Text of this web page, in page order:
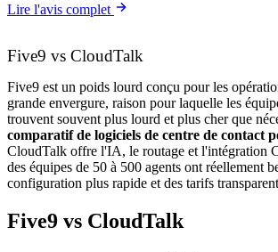
Lire l'avis complet
Five9 vs CloudTalk
Five9 est un poids lourd conçu pour les
grande envergure, raison pour laquelle les
trouvent souvent plus lourd et plus cher que
comparatif de logiciels de centre de contact
CloudTalk offre l'IA, le routage et l'intégration
des équipes de 50 à 500 agents ont réellement
configuration plus rapide et des tarifs
Five9 vs CloudTalk